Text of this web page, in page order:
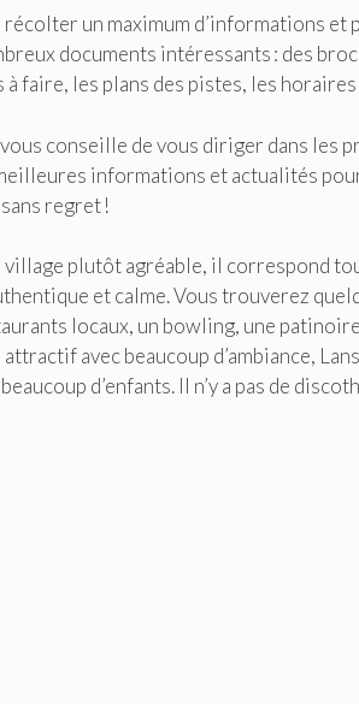
un maximum d’informations
documents intéressants : des
faire, les plans des pistes, les
conseille de vous diriger dans les
informations et actualités
regret !
plutôt agréable, il correspond
et calme. Vous trouverez
locaux, un bowling, une
avec beaucoup d’ambiance,
d’enfants. Il n’y a pas de